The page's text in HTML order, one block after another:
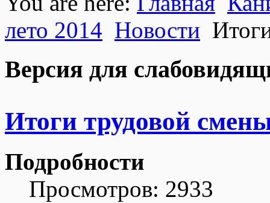
лето 2014 Новости
Версия для
Итоги трудовой
Подробности
Просмотров: 2933